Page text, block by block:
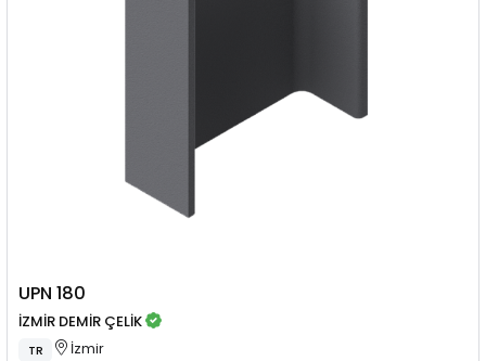
UPN 180
İZMİR DEMİR ÇELİK
TR İzmir